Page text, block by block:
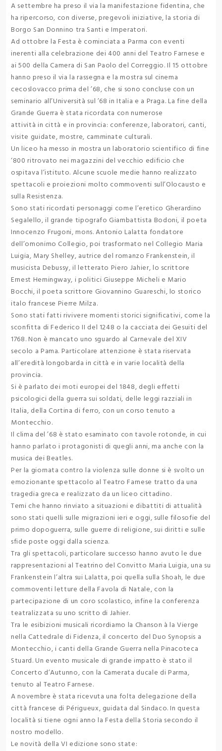
A settembre ha preso il via la manifestazione fidentina, che
ha ripercorso, con diverse, pregevoli iniziative, la storia di
Borgo San Donnino tra Santi e Imperatori.
Ad ottobre la Festa è cominciata a Parma con eventi
inerenti alla celebrazione dei 400 anni del Teatro Farnese e
ai 500 della Camera di San Paolo del Correggio. Il 15 ottobre
hanno preso il via la rassegna e la mostra sul cinema
cecoslovacco prima del ’68, che si sono concluse con un
seminario all’Università sul ’68 in Italia e a Praga. La fine della
Grande Guerra è stata ricordata con numerose
attività in città e in provincia: conferenze, laboratori, canti,
visite guidate, mostre, camminate culturali.
Un liceo ha messo in mostra un laboratorio scientifico di fine
‘800 ritrovato nei magazzini del vecchio edificio che
ospitava l’istituto. Alcune scuole medie hanno realizzato
spettacoli e proiezioni molto commoventi sull’Olocausto e
sulla Resistenza.
Sono stati ricordati personaggi come l’eretico Gherardino
Segalello, il grande tipografo Giambattista Bodoni, il poeta
Innocenzo Frugoni, mons. Antonio Lalatta fondatore
dell’omonimo Collegio, poi trasformato nel Collegio Maria
Luigia, Mary Shelley, autrice del romanzo Frankenstein, il
musicista Debussy, il letterato Piero Jahier, lo scrittore
Ernest Hemingway, i politici Giuseppe Micheli e Mario
Bocchi, il poeta scrittore Giovannino Guareschi, lo storico
italo francese Pierre Milza.
Sono stati fatti rivivere momenti storici significativi, come la
sconfitta di Federico II del 1248 o la cacciata dei Gesuiti del
1768. Non è mancato uno sguardo al Carnevale del XIV
secolo a Pama. Particolare attenzione è stata riservata
all’eredità longobarda in città e in varie località della
provincia.
Si è parlato dei moti europei del 1848, degli effetti
psicologici della guerra sui soldati, delle leggi razziali in
Italia, della Cortina di ferro, con un corso tenuto a
Montecchio.
Il clima del ’68 è stato esaminato con tavole rotonde, in cui
hanno parlato i protagonisti di quegli anni, ma anche con la
musica dei Beatles.
Per la giornata contro la violenza sulle donne si è svolto un
emozionante spettacolo al Teatro Farnese tratto da una
tragedia greca e realizzato da un liceo cittadino.
Temi che hanno rinviato a situazioni e dibattiti di attualità
sono stati quelli sulle migrazioni ieri e oggi, sulle filosofie del
primo dopoguerra, sulle guerre di religione, sui diritti e sulle
sfide poste oggi dalla scienza.
Tra gli spettacoli, particolare successo hanno avuto le due
rappresentazioni al Teatrino del Convitto Maria Luigia, una su
Frankenstein l’altra sui Lalatta, poi quella sulla Shoah, le due
commoventi letture della Favola di Natale, con la
partecipazione di un coro scolastico, infine la conferenza
teatralizzata su uno scritto di Jahier.
Tra le esibizioni musicali ricordiamo la Chanson à la Vierge
nella Cattedrale di Fidenza, il concerto del Duo Synopsis a
Montecchio, i canti della Grande Guerra nella Pinacoteca
Stuard. Un evento musicale di grande impatto è stato il
Concerto d’Autunno, con la Camerata ducale di Parma,
tenuto al Teatro Farnese.
A novembre è stata ricevuta una folta delegazione della
città francese di Périgueux, guidata dal Sindaco. In questa
località si tiene ogni anno la Festa della Storia secondo il
nostro modello.
Le novità della VI edizione sono state: